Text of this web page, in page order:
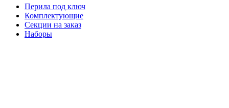
Перила под ключ
Комплектующие
Секции на заказ
Наборы